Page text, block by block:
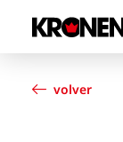
volver